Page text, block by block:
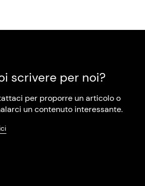
scrivere per noi?
per proporre un articolo o
un contenuto interessante.